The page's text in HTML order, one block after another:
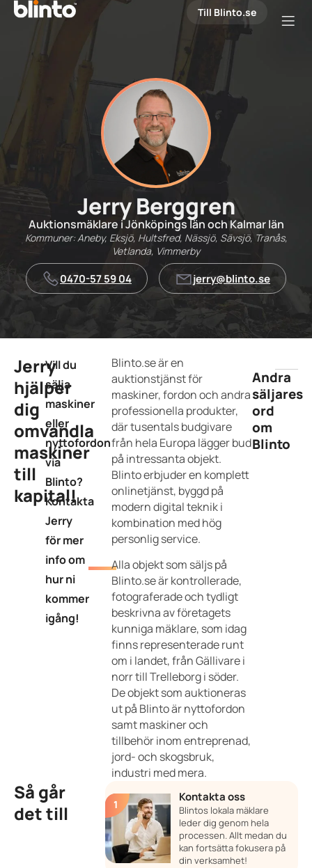
Till Blinto.se
Jerry Berggren
Auktionsmäklare i Jönköpings län och Kalmar län
Kommuner: Aneby, Eksjö, Hultsfred, Nässjö, Sävsjö, Tranås,
Vetlanda, Vimmerby
0470-57 59 04 jerry@blinto.se
Jerry
hjälper
dig
omvandla
maskiner
till
kapital!
Vill du
sälja
maskiner
eller
nyttofordon
via
Blinto?
Kontakta
Jerry
för mer
info om
hur ni
kommer
igång!
Blinto.se är en
auktionstjänst för
maskiner, fordon och andra
professionella produkter,
där tusentals budgivare
från hela Europa lägger bud
på intressanta objekt.
Blinto erbjuder en komplett
onlinetjänst, byggd på
modern digital teknik i
kombination med hög
personlig service.
Alla objekt som säljs på
Blinto.se är kontrollerade,
fotograferade och tydligt
beskrivna av företagets
kunniga mäklare, som idag
finns representerade runt
om i landet, från Gällivare i
norr till Trelleborg i söder.
De objekt som auktioneras
ut på Blinto är nyttofordon
samt maskiner och
tillbehör inom entreprenad,
jord- och skogsbruk,
industri med mera.
Andra
säljares
ord
om
Blinto
Så går
det till
Kontakta oss
Blintos lokala mäklare
leder dig genom hela
processen. Allt medan du
kan fortsätta fokusera på
din verksamhet!